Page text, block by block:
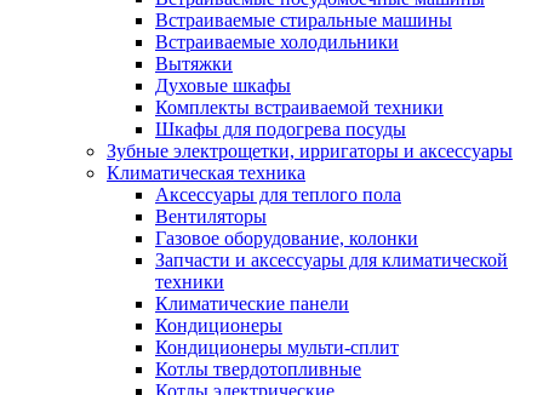
Встраиваемые стиральные машины
Встраиваемые холодильники
Вытяжки
Духовые шкафы
Комплекты встраиваемой техники
Шкафы для подогрева посуды
Зубные электрощетки, ирригаторы и аксессуары
Климатическая техника
Аксессуары для теплого пола
Вентиляторы
Газовое оборудование, колонки
Запчасти и аксессуары для климатической
техники
Климатические панели
Кондиционеры
Кондиционеры мульти-сплит
Котлы твердотопливные
Котлы электрические